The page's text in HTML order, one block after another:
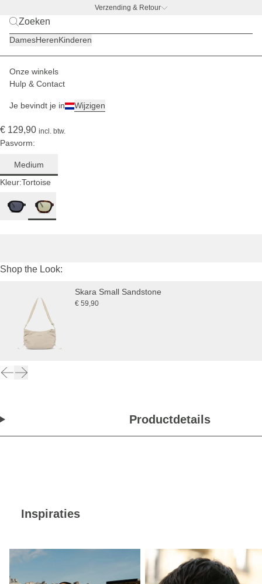
Verzending & Retour
DamesHerenKinderen
Onze winkels
Hulp & Contact
Je bevindt je in Wijzigen
Heren Zonnebrillen
Voor een
gemiddeld
€ 129,90 incl. btw.
Pasvorm:
Medium
Kleur:Tortoise
Shop the Look:
Skara Small Sandstone
€ 59,90
Productdetails
Inspiraties